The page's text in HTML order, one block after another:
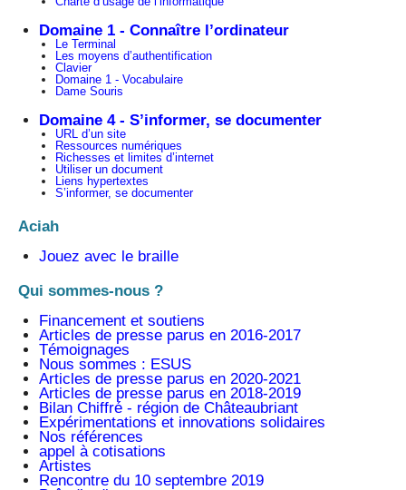
Domaine 1 - Connaître l’ordinateur
Le Terminal
Les moyens d’authentification
Clavier
Domaine 1 - Vocabulaire
Dame Souris
Domaine 4 - S’informer, se documenter
URL d’un site
Ressources numériques
Richesses et limites d’internet
Utiliser un document
Liens hypertextes
S’informer, se documenter
Aciah
Jouez avec le braille
Qui sommes-nous ?
Financement et soutiens
Articles de presse parus en 2016-2017
Témoignages
Nous sommes : ESUS
Articles de presse parus en 2020-2021
Articles de presse parus en 2018-2019
Bilan Chiffré - région de Châteaubriant
Expérimentations et innovations solidaires
Nos références
appel à cotisations
Artistes
Rencontre du 10 septembre 2019